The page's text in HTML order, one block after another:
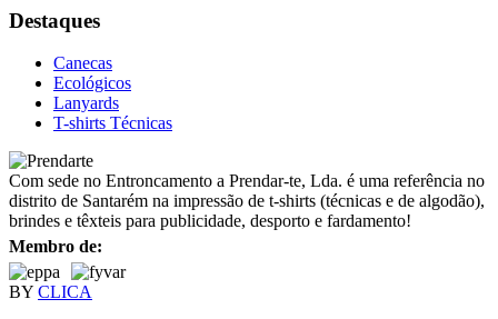
Destaques
Canecas
Ecológicos
Lanyards
T-shirts Técnicas
Com sede no Entroncamento a Prendar-te, Lda. é uma referência no
distrito de Santarém na impressão de t-shirts (técnicas e de algodão),
brindes e têxteis para publicidade, desporto e fardamento!
Membro de:
BY CLICA